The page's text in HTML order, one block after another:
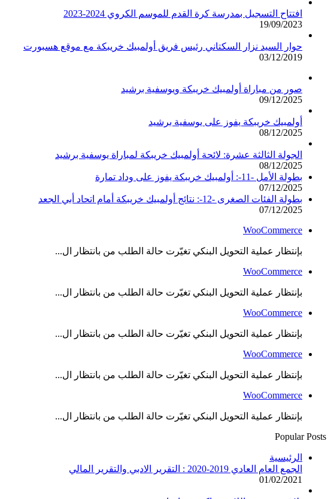
افتتاح التسجيل بمدرسة كرة القدم للموسم الكروي 2024-2023
19/09/2023
حوار السيد نزار السكتاني رئيس فريق أولمبيك خريبكة مع موقع هسبورت
03/12/2019
صور من مباراة أولمبيك خريبكة ويوسفية برشيد
09/12/2025
أولمبيك خريبكة يفوز على يوسفية برشيد
08/12/2025
الجولة الثالثة عشرة: لائحة أولمبيك خريبكة لمباراة يوسفية برشيد
08/12/2025
بطولة الأمل -11-: أولمبيك خريبكة يفوز على وداد تمارة
07/12/2025
بطولة الفئات الصغرى -12-: نتائج أولمبيك خريبكة أمام اتحاد أبي الجعد
07/12/2025
WooCommerce
بإنتظار عملية التحويل البنكي تغيّرت حالة الطلب من بانتظار ال...
WooCommerce
بإنتظار عملية التحويل البنكي تغيّرت حالة الطلب من بانتظار ال...
WooCommerce
بإنتظار عملية التحويل البنكي تغيّرت حالة الطلب من بانتظار ال...
WooCommerce
بإنتظار عملية التحويل البنكي تغيّرت حالة الطلب من بانتظار ال...
WooCommerce
بإنتظار عملية التحويل البنكي تغيّرت حالة الطلب من بانتظار ال...
Popular Posts
الرئيسية
الجمع العام العادي 2019-2020 : التقرير الادبي والتقرير المالي
01/02/2021